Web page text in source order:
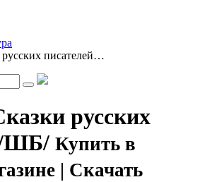
писателей…
русских
/ШБ/ Купить в
| Скачать